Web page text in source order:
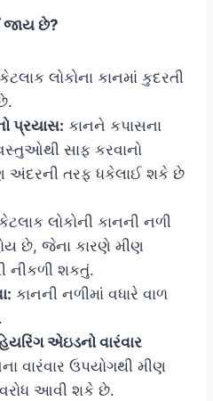
જાય છે?
કેટલાક લોકોના કાનમાં કુદરતી
પ્રયાસ: કાનને કપાસના
સાફ કરવાનો
અંદરની તરફ ધકેલાઈ શકે છે
લોકોની કાનની નળી
છે, જેના કારણે મીણ
નીકળી શકતું.
કાનની નળીમાં વધારે વાળ
એઇડનો વારંવાર
વારંવાર ઉપયોગથી મીણ
આવી શકે છે.